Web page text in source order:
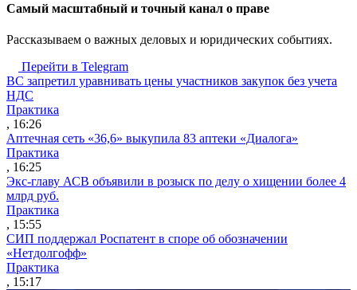
Cамый масштабный и точный канал о праве
Рассказываем о важных деловых и юридических событиях.
Перейти в Telegram
ВС запретил уравнивать цены участников закупок без учета
НДС
Практика
, 16:26
Аптечная сеть «36,6» выкупила 83 аптеки «Диалога»
Практика
, 16:25
Экс-главу АСВ объявили в розыск по делу о хищении более 4
млрд руб.
Практика
, 15:55
СИП поддержал Роспатент в споре об обозначении
«Нетдолгофф»
Практика
, 15:17